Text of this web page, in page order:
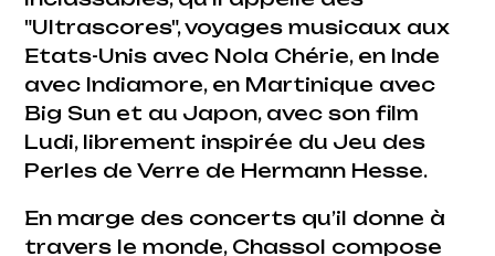
"Ultrascores", voyages musicaux aux
Etats-Unis avec Nola Chérie, en Inde
avec Indiamore, en Martinique avec
Big Sun et au Japon, avec son film
Ludi, librement inspirée du Jeu des
Perles de Verre de Hermann Hesse.
En marge des concerts qu’il donne à
travers le monde, Chassol compose